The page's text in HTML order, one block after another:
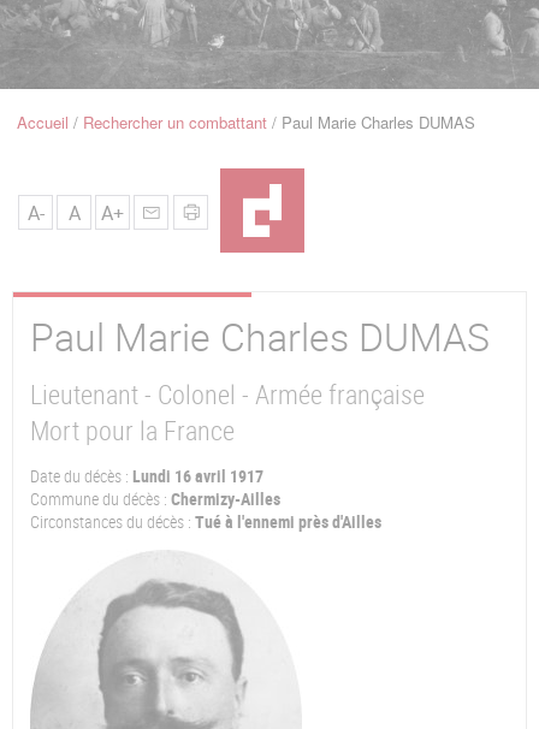
Navigation
FilAccueil Rechercher un combattant Paul Marie Charles DUMAS
A- A A+
Paul Marie Charles DUMAS
Lieutenant - Colonel - Armée française
Mort pour la France
Date du décès : Lundi 16 avril 1917
Commune du décès : Chermizy-Ailles
Circonstances du décès : Tué à l'ennemi près d'Ailles